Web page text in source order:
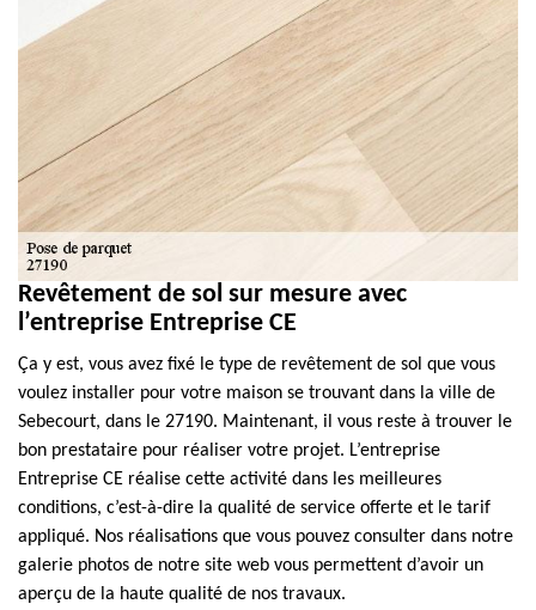
Revêtement de sol sur mesure avec
l’entreprise Entreprise CE
Ça y est, vous avez fixé le type de revêtement de sol que vous
voulez installer pour votre maison se trouvant dans la ville de
Sebecourt, dans le 27190. Maintenant, il vous reste à trouver le
bon prestataire pour réaliser votre projet. L’entreprise
Entreprise CE réalise cette activité dans les meilleures
conditions, c’est-à-dire la qualité de service offerte et le tarif
appliqué. Nos réalisations que vous pouvez consulter dans notre
galerie photos de notre site web vous permettent d’avoir un
aperçu de la haute qualité de nos travaux.